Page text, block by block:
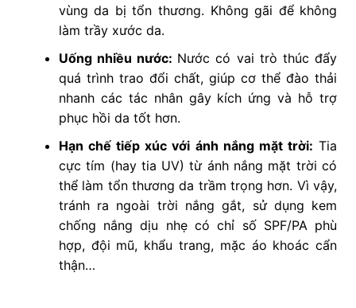
vùng da bị tổn thương. Không gãi để không
làm trầy xước da.
Uống nhiều nước: Nước có vai trò thúc đẩy
quá trình trao đổi chất, giúp cơ thể đào thải
nhanh các tác nhân gây kích ứng và hỗ trợ
phục hồi da tốt hơn.
Hạn chế tiếp xúc với ánh nắng mặt trời: Tia
cực tím (hay tia UV) từ ánh nắng mặt trời có
thể làm tổn thương da trầm trọng hơn. Vì vậy,
tránh ra ngoài trời nắng gắt, sử dụng kem
chống nắng dịu nhẹ có chỉ số SPF/PA phù
hợp, đội mũ, khẩu trang, mặc áo khoác cẩn
thận…